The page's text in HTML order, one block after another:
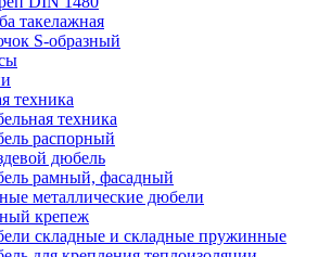
такелажная
S-образный
техника
техника
распорный
дюбель
рамный, фасадный
металлические дюбели
крепеж
складные и складные пружинные